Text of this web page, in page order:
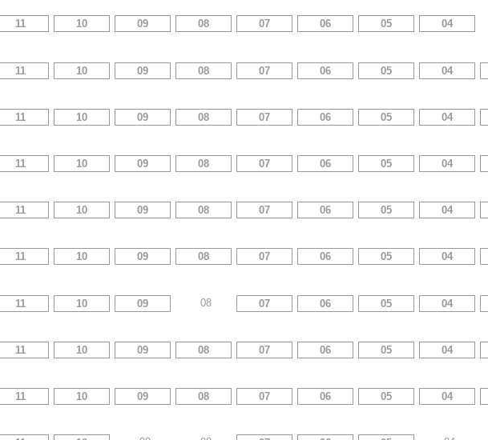
11 10 09 08 07 06 05 04
11 10 09 08 07 06 05 04
11 10 09 08 07 06 05 04
11 10 09 08 07 06 05 04
11 10 09 08 07 06 05 04
11 10 09 08 07 06 05 04
11 10 09 08 07 06 05 04
11 10 09 08 07 06 05 04
11 10 09 08 07 06 05 04